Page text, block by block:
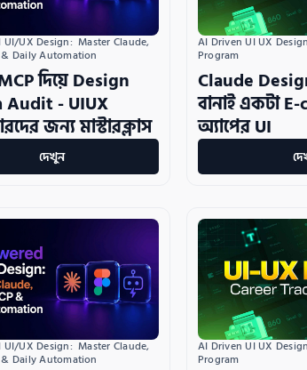
UX Design:  Master Claude,
& Daily Automation
দিয়ে Design
Audit - UIUX
জন্য মাস্টারক্লাস
দেখুন
AI Driven UI UX
Program
Claude
বানাই একটা
অ্যাপের UI
UX Design:  Master Claude,
& Daily Automation
AI Driven UI UX
Program